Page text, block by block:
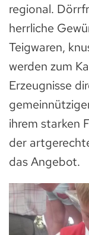
regional.
herrliche
Teigwaren,
werden zum
Erzeugnisse
ihrem starken
der
das Angebot.